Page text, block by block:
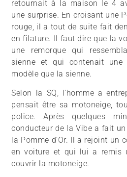
retournait à la maison le 4
une surprise. En croisant une
rouge, il a tout de suite fait
en filature. Il faut dire que la
une remorque qui
sienne et qui contenait une
modèle que la sienne.
Selon la SQ, l’homme a
pensait être sa motoneige,
police. Après quelques
conducteur de la Vibe a fait
la Pomme d’Or. Il a rejoint un
en voiture et qui lui a remis
couvrir la motoneige.